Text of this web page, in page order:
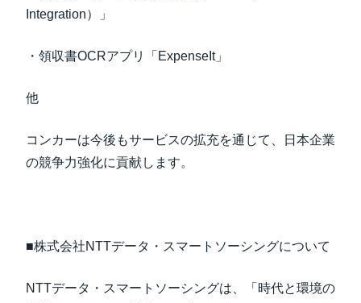
Integration）」
・領収書OCRアプリ「ExpenseIt」
他
コンカーは今後もサービスの拡充を通じて、日本企業
の競争力強化に貢献します。
■株式会社NTTデータ・スマートソーシングについて
NTTデータ・スマートソーシングは、「時代と環境の